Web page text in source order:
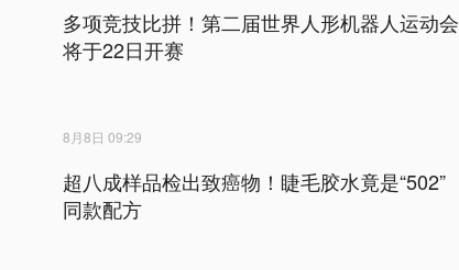
多项竞技比拼！第二届世界人形机器人运动会
将于22日开赛
8月8日 09:29
超八成样品检出致癌物！睫毛胶水竟是“502”
同款配方